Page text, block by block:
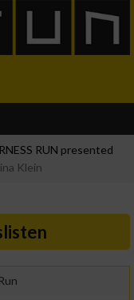
RUN presented
Klein